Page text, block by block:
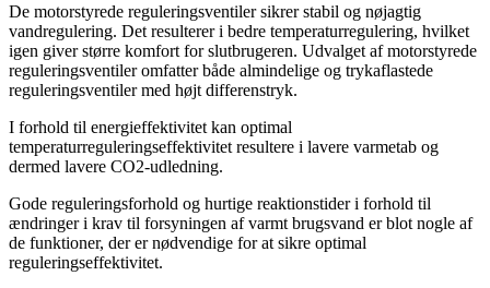
De motorstyrede reguleringsventiler sikrer stabil og nøjagtig
vandregulering. Det resulterer i bedre temperaturregulering, hvilket
igen giver større komfort for slutbrugeren. Udvalget af motorstyrede
reguleringsventiler omfatter både almindelige og trykaflastede
reguleringsventiler med højt differenstryk.
I forhold til energieffektivitet kan optimal
temperaturreguleringseffektivitet resultere i lavere varmetab og
dermed lavere CO2-udledning.
Gode reguleringsforhold og hurtige reaktionstider i forhold til
ændringer i krav til forsyningen af varmt brugsvand er blot nogle af
de funktioner, der er nødvendige for at sikre optimal
reguleringseffektivitet.